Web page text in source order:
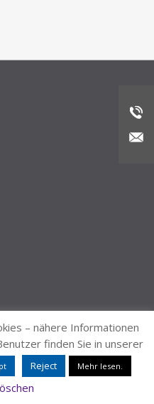
– nähere Informationen
finden Sie in unserer
Reject Mehr lesen.